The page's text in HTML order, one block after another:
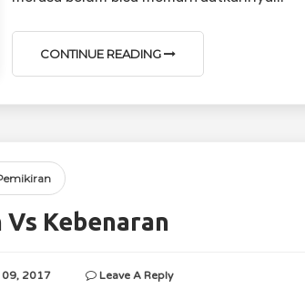
CONTINUE READING
Vs Kebenaran
09, 2017 Leave A Reply